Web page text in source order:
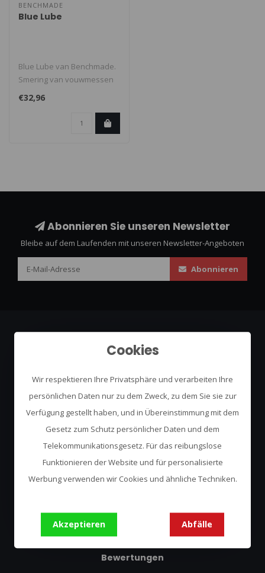
BENCHMADE
Blue Lube
Blue Lube van Benchmade.
Smering van vouwmessen
Beschermt ook tegen
corrosie...
€32,96
Abonnieren Sie unseren Newsletter
Bleibe auf dem Laufenden mit unseren Newsletter-Angeboten
Abonnieren
Urban Survival
De Run 4312
5503 LN
Veldhoven
+31(0)40 2547606
info@urbansurvival.nl
Bewertungen
Cookies
Wir respektieren Ihre Privatsphäre und verarbeiten Ihre
persönlichen Daten nur zu dem Zweck, zu dem Sie sie zur
Verfügung gestellt haben, und in Übereinstimmung mit dem
Gesetz zum Schutz persönlicher Daten und dem
Telekommunikationsgesetz. Für das reibungslose
Funktionieren der Website und für personalisierte
Werbung verwenden wir Cookies und ähnliche Techniken.
Akzeptieren Abfälle